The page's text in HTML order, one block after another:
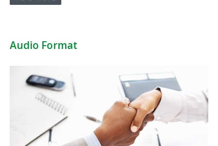
Audio Format